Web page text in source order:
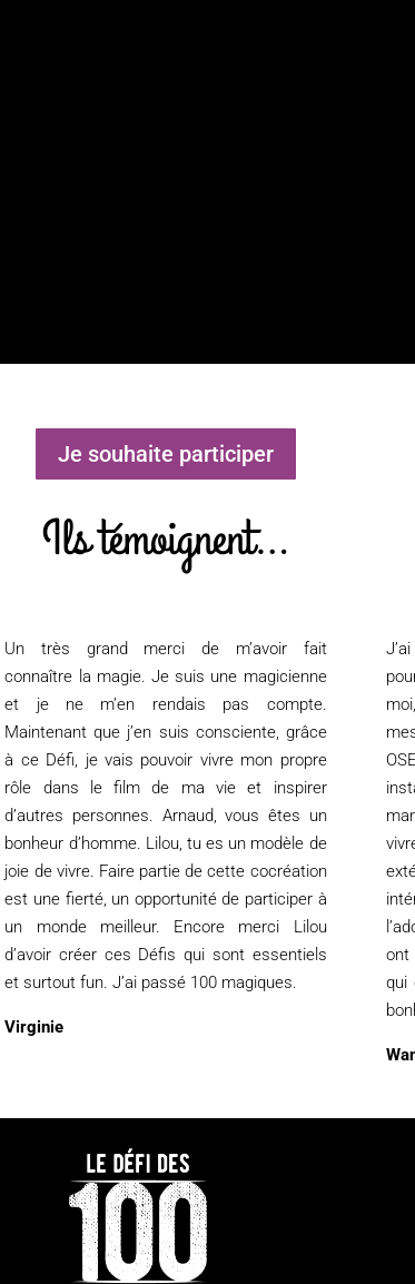
Je souhaite participer
Ils témoignent…
Un très grand merci de m’avoir fait
connaître la magie. Je suis une magicienne
et je ne m’en rendais pas compte.
Maintenant que j’en suis consciente, grâce
à ce Défi, je vais pouvoir vivre mon propre
rôle dans le film de ma vie et inspirer
d’autres personnes. Arnaud, vous êtes un
bonheur d’homme. Lilou, tu es un modèle de
joie de vivre. Faire partie de cette cocréation
est une fierté, un opportunité de participer à
un monde meilleur. Encore merci Lilou
d’avoir créer ces Défis qui sont essentiels
et surtout fun. J’ai passé 100 magiques.
Virginie
ont
qui